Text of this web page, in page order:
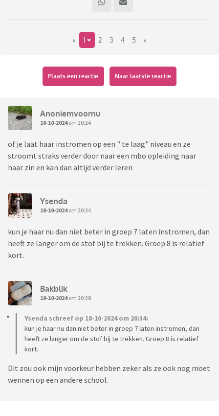
« 1 2 3 4 5 »
Plaats een reactie Naar laatste reactie
Anoniemvoornu
18-10-2024om 20:24
of je laat haar instromen op een " te laag" niveau en ze
stroomt straks verder door naar een mbo opleiding naar
haar zin en kan dan altijd verder leren
Ysenda
18-10-2024om 20:34
kun je haar nu dan niet beter in groep 7 laten instromen, dan
heeft ze langer om de stof bij te trekken. Groep 8 is relatief
kort.
Bakblik
18-10-2024om 20:38
Ysenda schreef op 18-10-2024 om 20:34:
kun je haar nu dan niet beter in groep 7 laten instromen, dan
heeft ze langer om de stof bij te trekken. Groep 8 is relatief
kort.
Dit zou ook mijn voorkeur hebben zeker als ze ook nog moet
wennen op een andere school.